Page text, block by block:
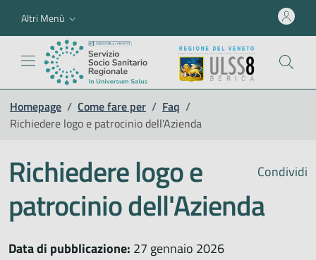
Altri Menù
Homepage / Come fare per / Faq /
Richiedere logo e patrocinio dell'Azienda
Condividi
Richiedere logo e
patrocinio dell'Azienda
Data di pubblicazione: 27 gennaio 2026